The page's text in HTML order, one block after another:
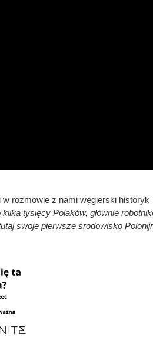
rozmowie z nami węgierski historyk
tysięcy Polaków, głównie
swoje pierwsze środowisko